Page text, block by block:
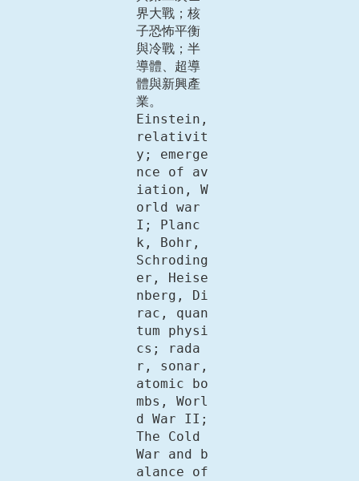
界大戰；核
子恐怖平衡
與冷戰；半
導體、超導
體與新興產
業。
Einstein,
relativit
y; emerge
nce of av
iation, W
orld war
I; Planc
k, Bohr,
Schroding
er, Heise
nberg, Di
rac, quan
tum physi
cs; rada
r, sonar,
atomic bo
mbs, Worl
d War II;
The Cold
War and b
alance of